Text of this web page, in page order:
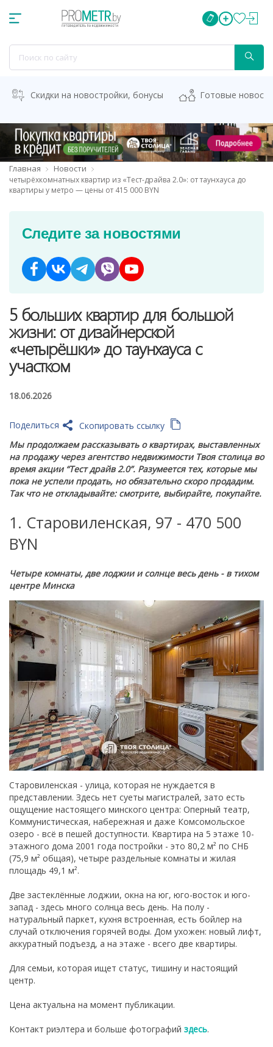
Скидки на новостройки, бонусы Готовые
Главная Новости
четырёхкомнатных квартир из «Тест-драйва 2.0»: от таунхауса до
квартиры у метро — цены от 415 000 BYN
Следите за новостями
5 больших квартир для большой
жизни: от дизайнерской
«четырёшки» до таунхауса с
участком
18.06.2026
Скопировать ссылку
Поделиться
Мы продолжаем рассказывать о квартирах, выставленных
на продажу через агентство недвижимости Твоя столица во
время акции “Тест драйв 2.0”. Разумеется тех, которые мы
пока не успели продать, но обязательно скоро продадим.
Так что не откладывайте: смотрите, выбирайте, покупайте.
1. Старовиленская, 97 - 470 500
BYN
Четыре комнаты, две лоджии и солнце весь день - в тихом
центре Минска
Старовиленская - улица, которая не нуждается в
представлении. Здесь нет суеты магистралей, зато есть
ощущение настоящего минского центра: Оперный театр,
Коммунистическая, набережная и даже Комсомольское
озеро - всё в пешей доступности. Квартира на 5 этаже 10-
этажного дома 2001 года постройки - это 80,2 м² по СНБ
(75,9 м² общая), четыре раздельные комнаты и жилая
площадь 49,1 м².
Две застеклённые лоджии, окна на юг, юго-восток и юго-
запад - здесь много солнца весь день. На полу -
натуральный паркет, кухня встроенная, есть бойлер на
случай отключения горячей воды. Дом ухожен: новый лифт,
аккуратный подъезд, а на этаже - всего две квартиры.
Для семьи, которая ищет статус, тишину и настоящий
центр.
Цена актуальна на момент публикации.
Контакт риэлтера и больше фотографий здесь.